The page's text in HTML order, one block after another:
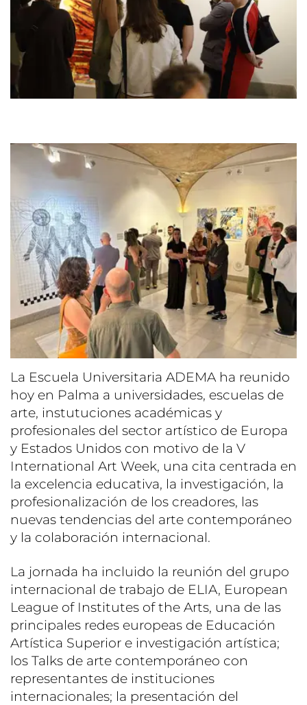
La Escuela Universitaria ADEMA ha reunido
hoy en Palma a universidades, escuelas de
arte, instutuciones académicas y
profesionales del sector artístico de Europa
y Estados Unidos con motivo de la V
International Art Week, una cita centrada en
la excelencia educativa, la investigación, la
profesionalización de los creadores, las
nuevas tendencias del arte contemporáneo
y la colaboración internacional.
La jornada ha incluido la reunión del grupo
internacional de trabajo de ELIA, European
League of Institutes of the Arts, una de las
principales redes europeas de Educación
Artística Superior e investigación artística;
los Talks de arte contemporáneo con
representantes de instituciones
internacionales; la presentación del